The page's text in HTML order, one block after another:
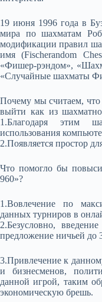
19 июня 1996 года в
мира по шахматам
модификации правил
имя (Fischerandom
«Фишер-рэндом»,
«Случайные шахматы
Почему мы считаем, что
выйти как из
1.Благодаря этим
использования
2.Появляется простор
Что помогло бы
960»?
1.Вовлечение по
данных турниров в
2.Безусловно,
предложение ничьей до
3.Привлечение к
и бизнесменов,
данной игрой, таким
экономическую брешь.